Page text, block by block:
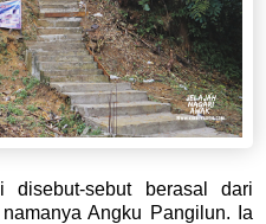
disebut-sebut berasal dari
Angku Pangilun. Ia